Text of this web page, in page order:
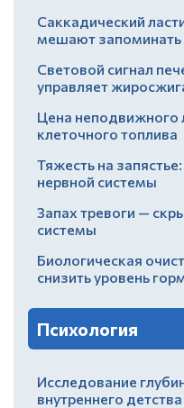
Саккадический
мешают запоминать
Световой сигнал
управляет
Цена неподвижного
клеточного топлива
Тяжесть на
нервной системы
Запах тревоги —
системы
Биологическая
снизить уровень
Психология
Исследование
внутреннего детства